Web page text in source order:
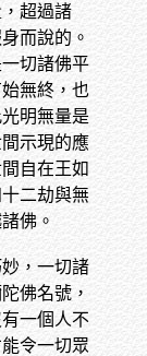
超過諸
而說的。
切諸佛平
無終，也
明無量是
示現的應
自在王如
二劫與無
佛。
，一切諸
佛名號，
一個人不
令一切眾